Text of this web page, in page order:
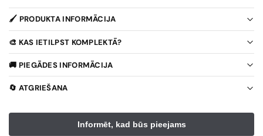
🖌️ PRODUKTA INFORMĀCIJA
🎨 KAS IETILPST KOMPLEKTĀ?
🚚 PIEGĀDES INFORMĀCIJA
🔄 ATGRIEŠANA